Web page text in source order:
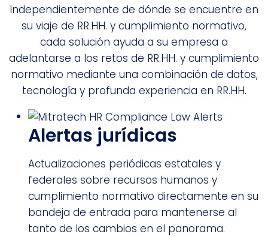
Independientemente de dónde se encuentre en
su viaje de RR.HH. y cumplimiento normativo,
cada solución ayuda a su empresa a
adelantarse a los retos de RR.HH. y cumplimiento
normativo mediante una combinación de datos,
tecnología y profunda experiencia en RR.HH.
Alertas jurídicas
Actualizaciones periódicas estatales y
federales sobre recursos humanos y
cumplimiento normativo directamente en su
bandeja de entrada para mantenerse al
tanto de los cambios en el panorama.